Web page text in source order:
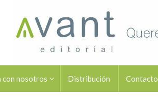
con nosotros Distribución Contacto